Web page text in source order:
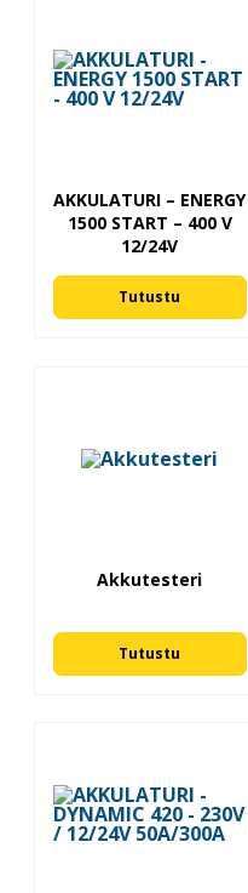
AKKULATURI – ENERGY
1500 START – 400 V
12/24V
Tutustu
Akkutesteri
Tutustu